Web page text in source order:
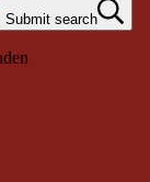
Submit search